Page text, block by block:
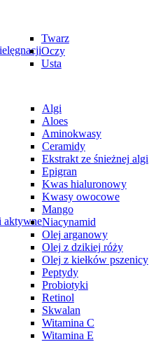
Twarz
Oczy
Usta
aktywne
Algi
Aloes
Aminokwasy
Ceramidy
Ekstrakt ze śnieżnej algi
Epigran
Kwas hialuronowy
Kwasy owocowe
Mango
Niacynamid
Olej arganowy
Olej z dzikiej róży
Olej z kiełków pszenicy
Peptydy
Probiotyki
Retinol
Skwalan
Witamina C
Witamina E